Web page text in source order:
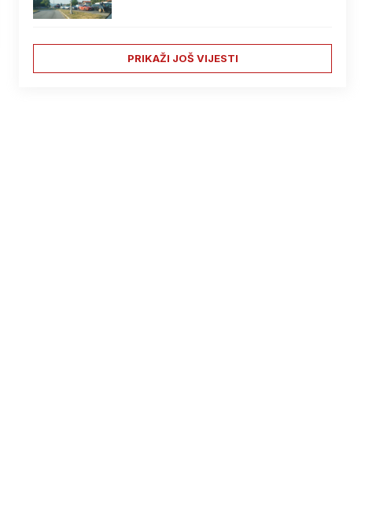
PRIKAŽI JOŠ VIJESTI